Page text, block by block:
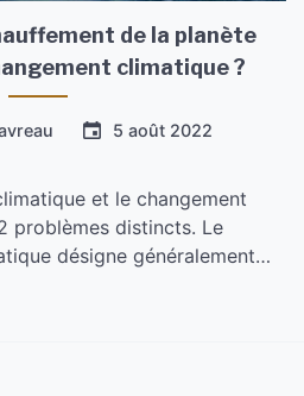
de la planète
climatique ?
5 août 2022
et le changement
problèmes distincts. Le
désigne généralement